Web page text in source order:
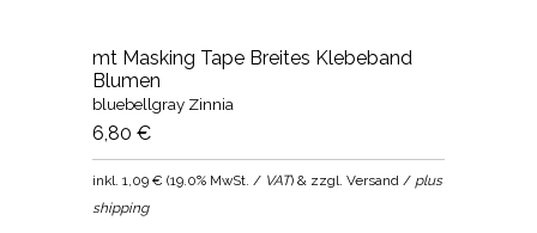
mt Masking Tape Breites Klebeband
Blumen
bluebellgray Zinnia
6,80 €
inkl.1,09 € (19.0% MwSt. / VAT) & zzgl. Versand / plus
shipping